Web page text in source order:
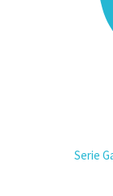
Serie